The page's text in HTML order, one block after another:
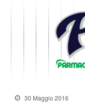
30 Maggio 2016